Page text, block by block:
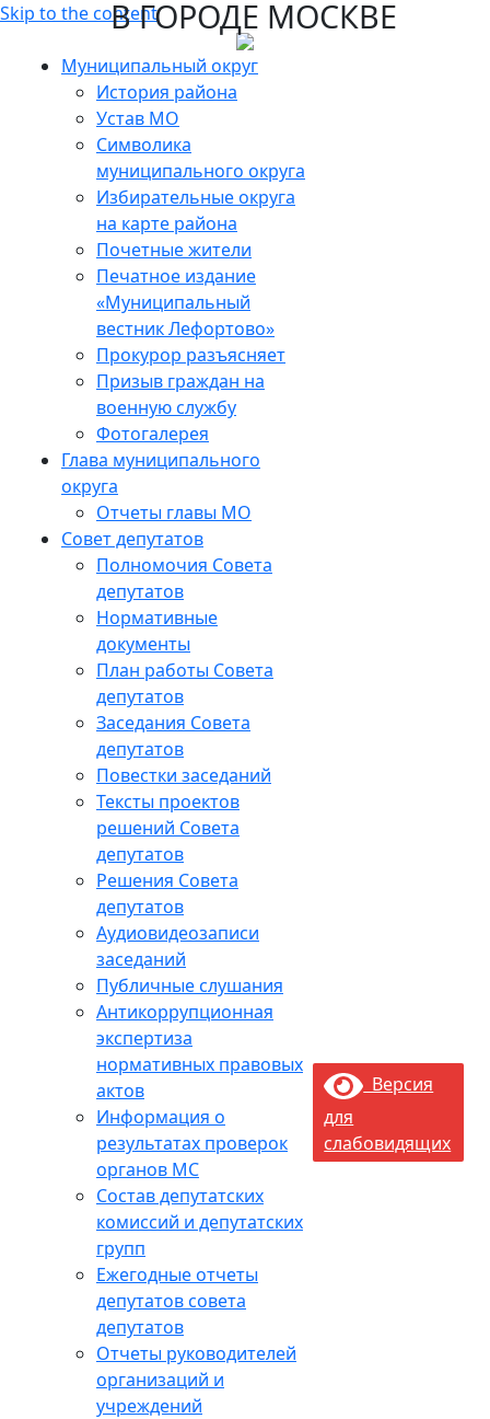
Skip to the contentВ ГОРОДЕ МОСКВЕ
Муниципальный округ
История района
Устав МО
Символика
муниципального округа
Избирательные округа
на карте района
Почетные жители
Печатное издание
«Муниципальный
вестник Лефортово»
Прокурор разъясняет
Призыв граждан на
военную службу
Фотогалерея
Глава муниципального
округа
Отчеты главы МО
Совет депутатов
Полномочия Совета
депутатов
Нормативные
документы
План работы Совета
депутатов
Заседания Cовета
депутатов
Повестки заседаний
Тексты проектов
решений Совета
депутатов
Решения Совета
депутатов
Аудиовидеозаписи
заседаний
Публичные слушания
Антикоррупционная
экспертиза
нормативных правовых
актов
Информация о
результатах проверок
органов МС
Состав депутатских
комиссий и депутатских
групп
Ежегодные отчеты
депутатов совета
депутатов
Отчеты руководителей
организаций и
учреждений
Версия
для
слабовидящих